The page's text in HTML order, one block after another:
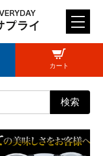
M
E
U
検索
カート